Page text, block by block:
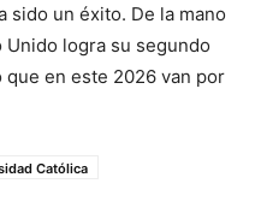
sido un éxito. De la mano
Unido logra su segundo
en este 2026 van por
Católica